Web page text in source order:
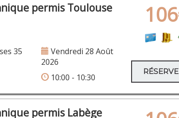
permis Toulouse
35
Vendredi 28 Août
2026
10:00 - 10:30
permis Labège